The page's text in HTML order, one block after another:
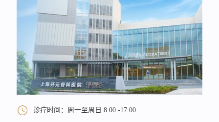
诊疗时间：周一至周日 8:00 -17:00